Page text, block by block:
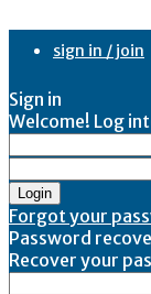
sign in / join
Sign in
Welcome! Log
Forgot your
Password
Recover your